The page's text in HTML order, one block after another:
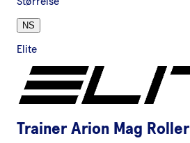
NS
Elite
Trainer Arion Mag Roller